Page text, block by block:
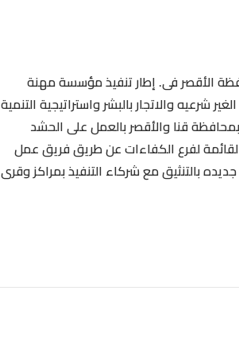
الأقصر فى. إطار تنفيذ مؤسسة مهنة
والاتجار بالبشر واستراتيجية التنمية
بمحافظة قنا والأقصر بالعمل على الحشد
لفرع الكفاءات عن طريق فريق عمل
بالتنثيق مع شركاء التنفيذ بمراكز وقرى